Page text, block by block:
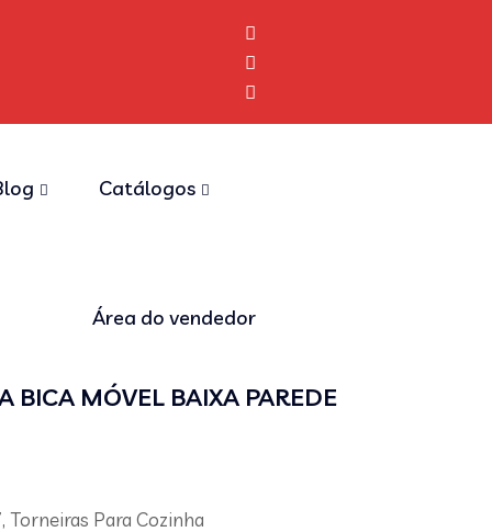
Catálogos
Área do vendedor
BICA MÓVEL BAIXA PAREDE
,Torneiras Para Cozinha